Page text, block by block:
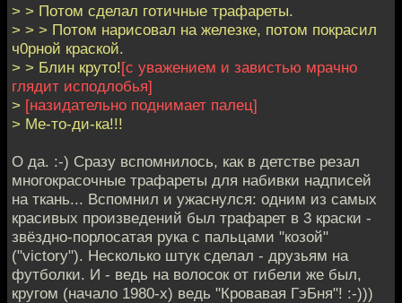
> > Потом сделал готичные трафареты.
> > > Потом нарисовал на железке, потом покрасил
ч0рной краской.
> > Блин круто![с уважением и завистью мрачно
глядит исподлобья]
> [назидательно поднимает палец]
> Ме-то-ди-ка!!!
О да. :-) Сразу вспомнилось, как в детстве резал
многокрасочные трафареты для набивки надписей
на ткань... Вспомнил и ужаснулся: одним из самых
красивых произведений был трафарет в 3 краски -
звёздно-порлосатая рука с пальцами "козой"
("victory"). Несколько штук сделал - друзьям на
футболки. И - ведь на волосок от гибели же был,
кругом (начало 1980-х) ведь "Кровавая ГэБня"! :-)))